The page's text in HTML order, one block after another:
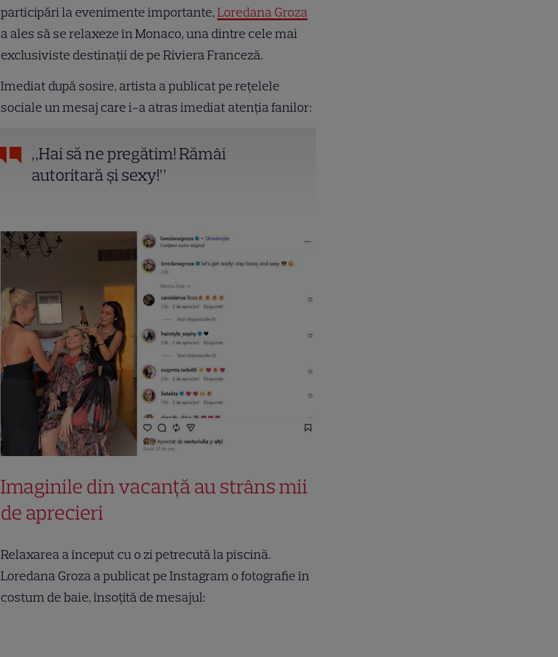
participări la evenimente importante,Loredana Groza
a ales să se relaxeze în Monaco, una dintre cele mai
exclusiviste destinații de pe Riviera Franceză.
Imediat după sosire, artista a publicat pe rețelele
sociale un mesaj care i-a atras imediat atenția fanilor:
„Hai să ne pregătim! Rămâi
autoritară și sexy!”
Imaginile din vacanță au strâns mii
de aprecieri
Relaxarea a început cu o zi petrecută la piscină.
Loredana Groza a publicat pe Instagram o fotografie în
costum de baie, însoțită de mesajul: